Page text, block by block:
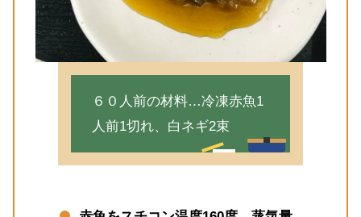
６０人前の材料…冷凍赤魚1
人前1切れ、白ネギ2束